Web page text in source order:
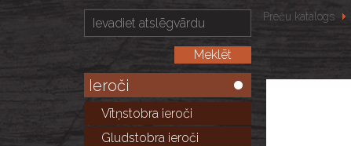
Ieroči
Vītņstobra ieroči
Gludstobra ieroči
Preču katalogs